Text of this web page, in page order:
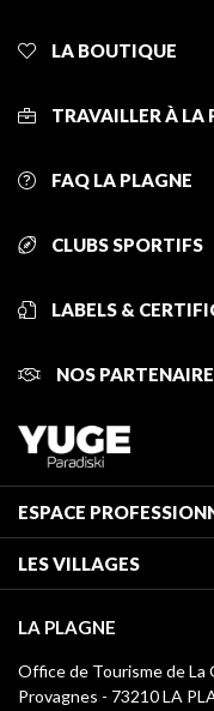
LA BOUTIQUE
TRAVAILLER À LA
FAQ LA PLAGNE
CLUBS SPORTIFS
LABELS &
NOS
ESPACE
Classement des meublés
Taxe de séjour
Médiathèque
Logos La Plagne
LES VILLAGES
Montchavin - Les Coches
Champagny-en-Vanoise
LA PLAGNE
Office de Tourisme de La
Provagnes - 73210 LA